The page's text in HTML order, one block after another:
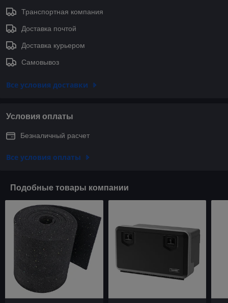
Транспортная компания
Доставка почтой
Доставка курьером
Самовывоз
Все условия доставки
Условия оплаты
Безналичный расчет
Все условия оплаты
Подобные товары компании